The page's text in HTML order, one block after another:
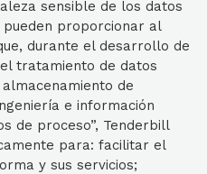
sensible de los datos
pueden proporcionar al
durante el desarrollo de
tratamiento de datos
de
e información
de proceso”, Tenderbill
para: facilitar el
y sus servicios;